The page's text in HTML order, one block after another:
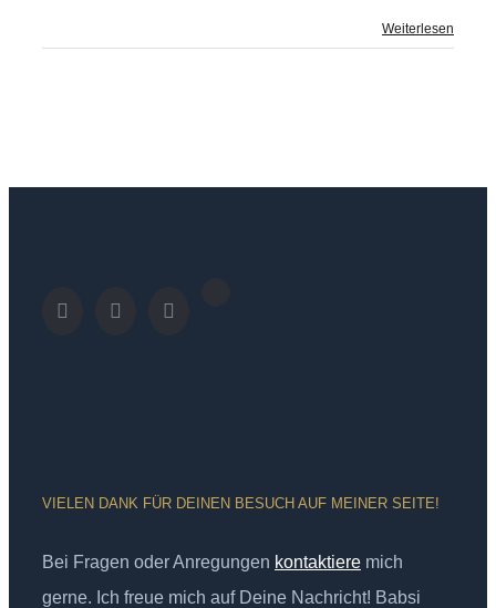
Weiterlesen
VIELEN DANK FÜR DEINEN BESUCH AUF MEINER SEITE!
Bei Fragen oder Anregungen kontaktiere mich
gerne. Ich freue mich auf Deine Nachricht! Babsi